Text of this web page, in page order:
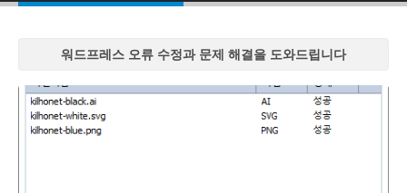
워드프레스 오류 수정과 문제 해결을 도와드립니다
워드프레스 오류 수정과 문제 해결을 도와드립니다
워드프레스 오류 수정과 문제 해결을 도와드립니다